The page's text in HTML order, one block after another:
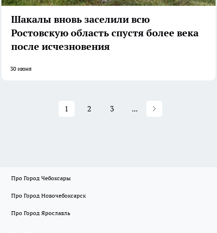
Шакалы вновь заселили всю
Ростовскую область спустя более века
после исчезновения
30 июня
1 2 3 ...
Про Город Чебоксары
Про Город Новочебоксарск
Про Город Ярославль